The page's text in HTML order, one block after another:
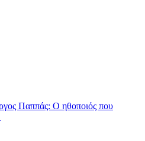
Παππάς: Ο ηθοποιός που